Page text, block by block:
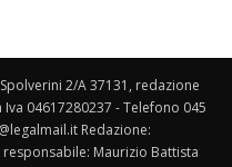
2/A 37131, redazione
04617280237 - Telefono 045
Redazione:
Maurizio Battista